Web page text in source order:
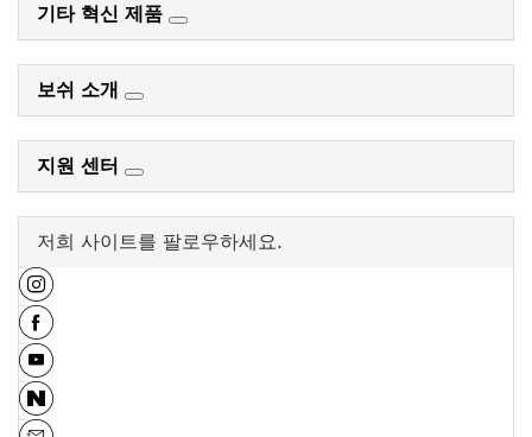
기타 혁신 제품
보쉬 소개
지원 센터
저희 사이트를 팔로우하세요.